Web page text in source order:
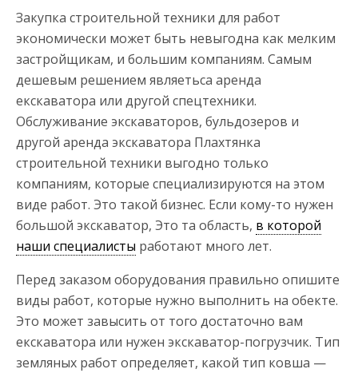
Закупка строительной техники для работ
экономически может быть невыгодна как мелким
застройщикам, и большим компаниям. Самым
дешевым решением являетьса аренда
екскаватора или другой спецтехники.
Обслуживание экскаваторов, бульдозеров и
другой аренда экскаватора Плахтянка
строительной техники выгодно только
компаниям, которые специализируются на этом
виде работ. Это такой бизнес. Если кому-то нужен
большой экскаватор, Это та область, в которой
наши специалисты работают много лет.
Перед заказом оборудования правильно опишите
виды работ, которые нужно выполнить на обекте.
Это может завысить от того достаточно вам
екскаватора или нужен экскаватор-погрузчик. Тип
земляных работ определяет, какой тип ковша —